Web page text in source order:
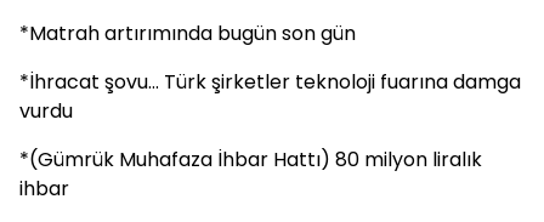
*Matrah artırımında bugün son gün
*İhracat şovu... Türk şirketler teknoloji fuarına damga
vurdu
*(Gümrük Muhafaza İhbar Hattı) 80 milyon liralık
ihbar